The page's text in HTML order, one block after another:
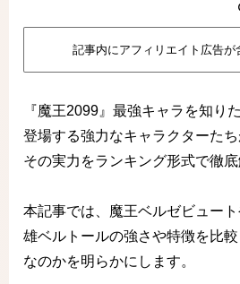
記事内にアフィリエイト広告が
『魔王2099』最強キャラを知り
登場する強力なキャラクターたち
その実力をランキング形式で徹底
本記事では、魔王ベルゼビュー
雄ベルトールの強さや特徴を比
なのかを明らかにします。